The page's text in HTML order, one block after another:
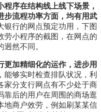
程序在结构线上线下场景，
步流程功率方面，均有用武
银行的网点预定功用，下图
劳小程序的截图，在网点的
然不同。
更加精细化的运作，进步用
能够实时检查排队状况，利
家分支行网点有不少处于商
靠后的用户在周围的商场逛
地商户效劳，例如刷某某信